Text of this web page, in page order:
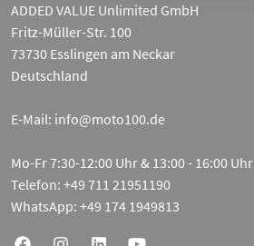
ADDED VALUE Unlimited GmbH
Fritz-Müller-Str. 100
73730 Esslingen am Neckar
Deutschland
E-Mail: info@moto100.de
Mo-Fr 7:30-12:00 Uhr & 13:00 - 16:00 Uhr
Telefon: +49 711 21951190
WhatsApp: +49 174 1949813